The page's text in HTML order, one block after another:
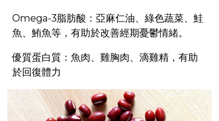
Omega-3脂肪酸：亞麻仁油、綠色蔬菜、鮭
魚、鮪魚等，有助於改善經期憂鬱情緒。
優質蛋白質：魚肉、雞胸肉、滴雞精，有助
於回復體力